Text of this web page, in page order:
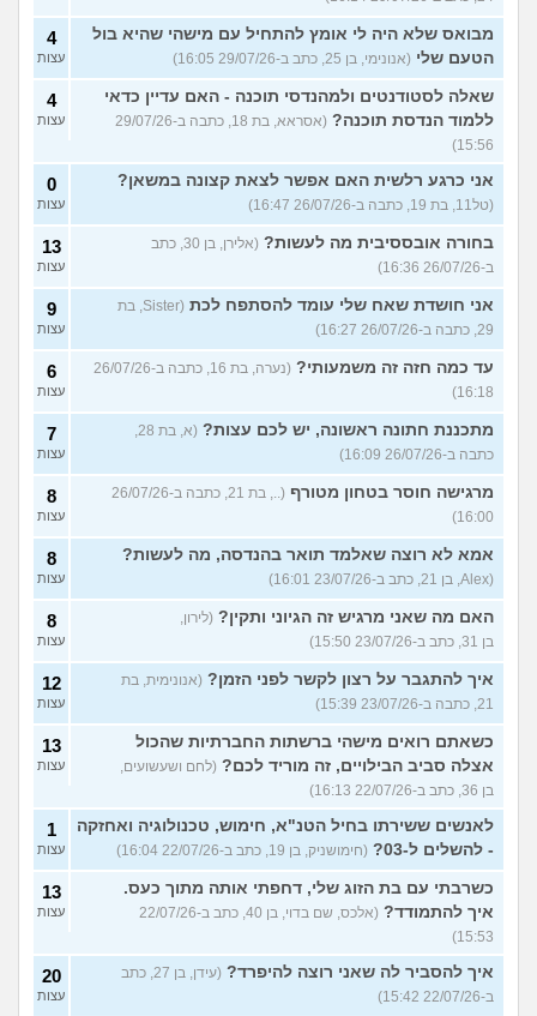
מבואס שלא היה לי אומץ להתחיל עם מישהי שהיא בול
הטעם שלי (אנונימי, בן 25, כתב ב-29/07/26 16:05)
4
עצות
שאלה לסטודנטים ולמהנדסי תוכנה - האם עדיין כדאי
ללמוד הנדסת תוכנה?
(אסראא, בת 18, כתבה ב-29/07/26
15:56)
4
עצות
אני כרגע רלשית האם אפשר לצאת קצונה במשאן?
(טל11, בת 19, כתבה ב-26/07/26 16:47)
0
עצות
בחורה אובססיבית מה לעשות?
(אלירן, בן 30, כתב
ב-26/07/26 16:36)
13
עצות
אני חושדת שאח שלי עומד להסתפח לכת
(Sister, בת
29, כתבה ב-26/07/26 16:27)
9
עצות
עד כמה חזה זה משמעותי?
(נערה, בת 16, כתבה ב-26/07/26
16:18)
6
עצות
מתכננת חתונה ראשונה, יש לכם עצות?
(א, בת 28,
כתבה ב-26/07/26 16:09)
7
עצות
מרגישה חוסר בטחון מטורף
(.., בת 21, כתבה ב-26/07/26
16:00)
8
עצות
אמא לא רוצה שאלמד תואר בהנדסה, מה לעשות?
(Alex, בן 21, כתב ב-23/07/26 16:01)
8
עצות
האם מה שאני מרגיש זה הגיוני ותקין? (לירון,
בן 31, כתב ב-23/07/26 15:50)
8
עצות
איך להתגבר על רצון לקשר לפני הזמן? (אנונימית, בת
21, כתבה ב-23/07/26 15:39)
12
עצות
כשאתם רואים מישהי ברשתות החברתיות שהכול
אצלה סביב הבילויים, זה מוריד לכם? (לחם ושעשועים,
בן 36, כתב ב-22/07/26 16:13)
13
עצות
לאנשים ששירתו בחיל הטנ"א, חימוש, טכנולוגיה ואחזקה
- להשלים ל-03?
(חימושניק, בן 19, כתב ב-22/07/26 16:04)
1
עצות
כשרבתי עם בת הזוג שלי, דחפתי אותה מתוך כעס.
איך להתמודד?
(אלכס, שם בדוי, בן 40, כתב ב-22/07/26
15:53)
13
עצות
איך להסביר לה שאני רוצה להיפרד?
(עידן, בן 27, כתב
ב-22/07/26 15:42)
20
עצות